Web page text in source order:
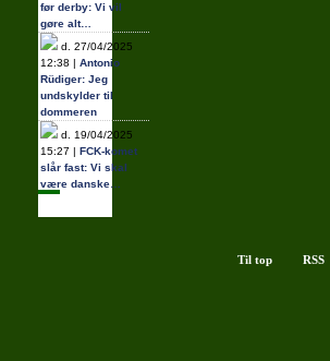
før derby: Vi vil
gøre alt…
d. 27/04/2025
12:38 | Antonio
Rüdiger: Jeg
undskylder til
dommeren
d. 19/04/2025
15:27 | FCK-komet
slår fast: Vi skal
være danske…
Til top RSS